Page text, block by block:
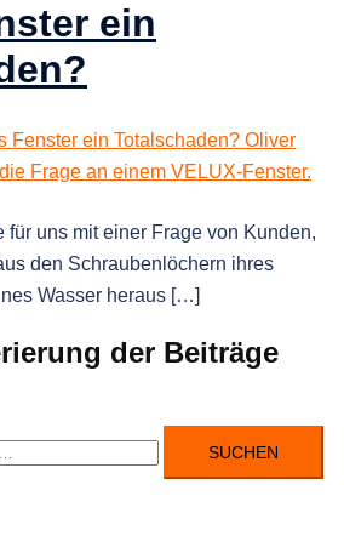
ein
für uns mit einer Frage von Kunden,
den Schraubenlöchern ihres
Wasser heraus […]
der Beiträge